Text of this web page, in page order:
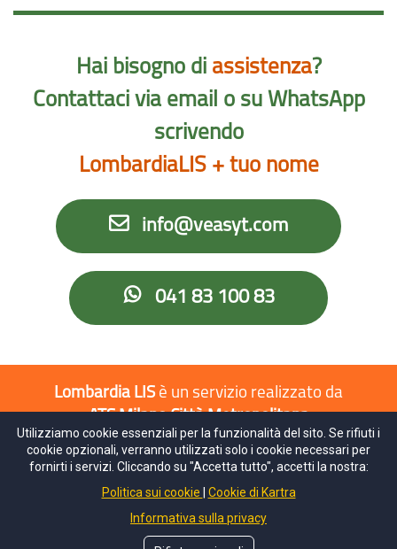
Hai bisogno di assistenza?
Contattaci via email o su WhatsApp
scrivendo
LombardiaLIS + tuo nome
info@veasyt.com
041 83 100 83
Lombardia LISè un servizio realizzato da
ATS Milano Città Metropolitana
e daEmergenza Sordi APS
info@veasyt.com
Utilizziamo cookie essenziali per la funzionalità del sito. Se rifiuti i
cookie opzionali, verranno utilizzati solo i cookie necessari per
fornirti i servizi. Cliccando su "Accetta tutto", accetti la nostra:
Politica sui cookie
Cookie di Kartra
Informativa sulla privacy